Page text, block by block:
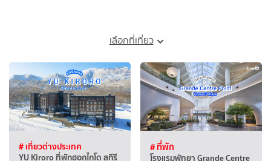
เลือกที่เที่ยว
# เที่ยวต่างประเทศ
YU Kiroro ที่พักฮอกไกโด สกีรี
# ที่พัก
โรงแรมพัทยา Grande Centre